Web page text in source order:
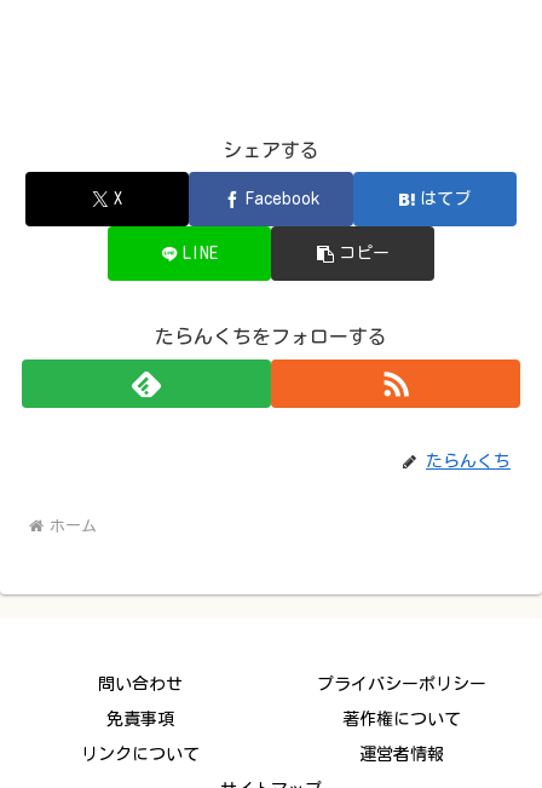
シェアする
X Facebook はてブ
LINE コピー
たらんくちをフォローする
たらんくち
ホーム
問い合わせ プライバシーポリシー
免責事項 著作権について
リンクについて 運営者情報